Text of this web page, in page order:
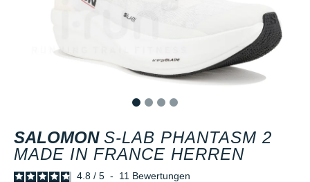
SALOMON S-LAB PHANTASM 2
MADE IN FRANCE HERREN
4.8 / 5 - 11 Bewertungen